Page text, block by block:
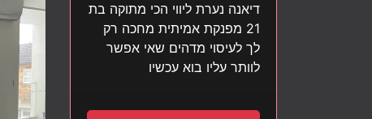
דיאנה נערת ליווי הכי מתוקה בת
21 מפנקת אמיתית מחכה רק
לך לעיסוי מדהים שאי אפשר
לוותר עליו בוא עכשיו